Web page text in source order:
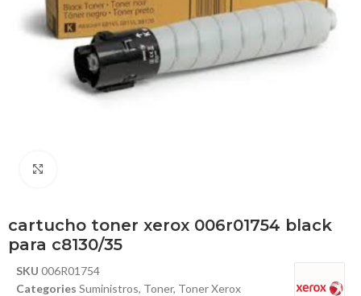
cartucho toner xerox 006r01754 black
para c8130/35
SKU 006R01754
Categories Suministros, Toner, Toner Xerox